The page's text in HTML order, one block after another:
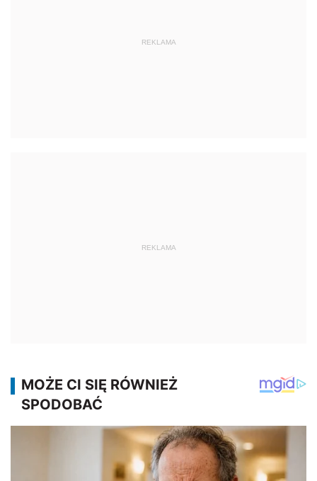
REKLAMA
REKLAMA